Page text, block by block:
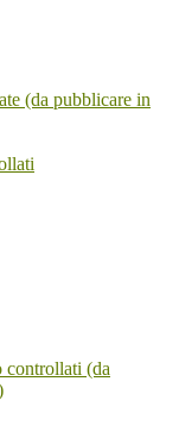
(da pubblicare in
(da